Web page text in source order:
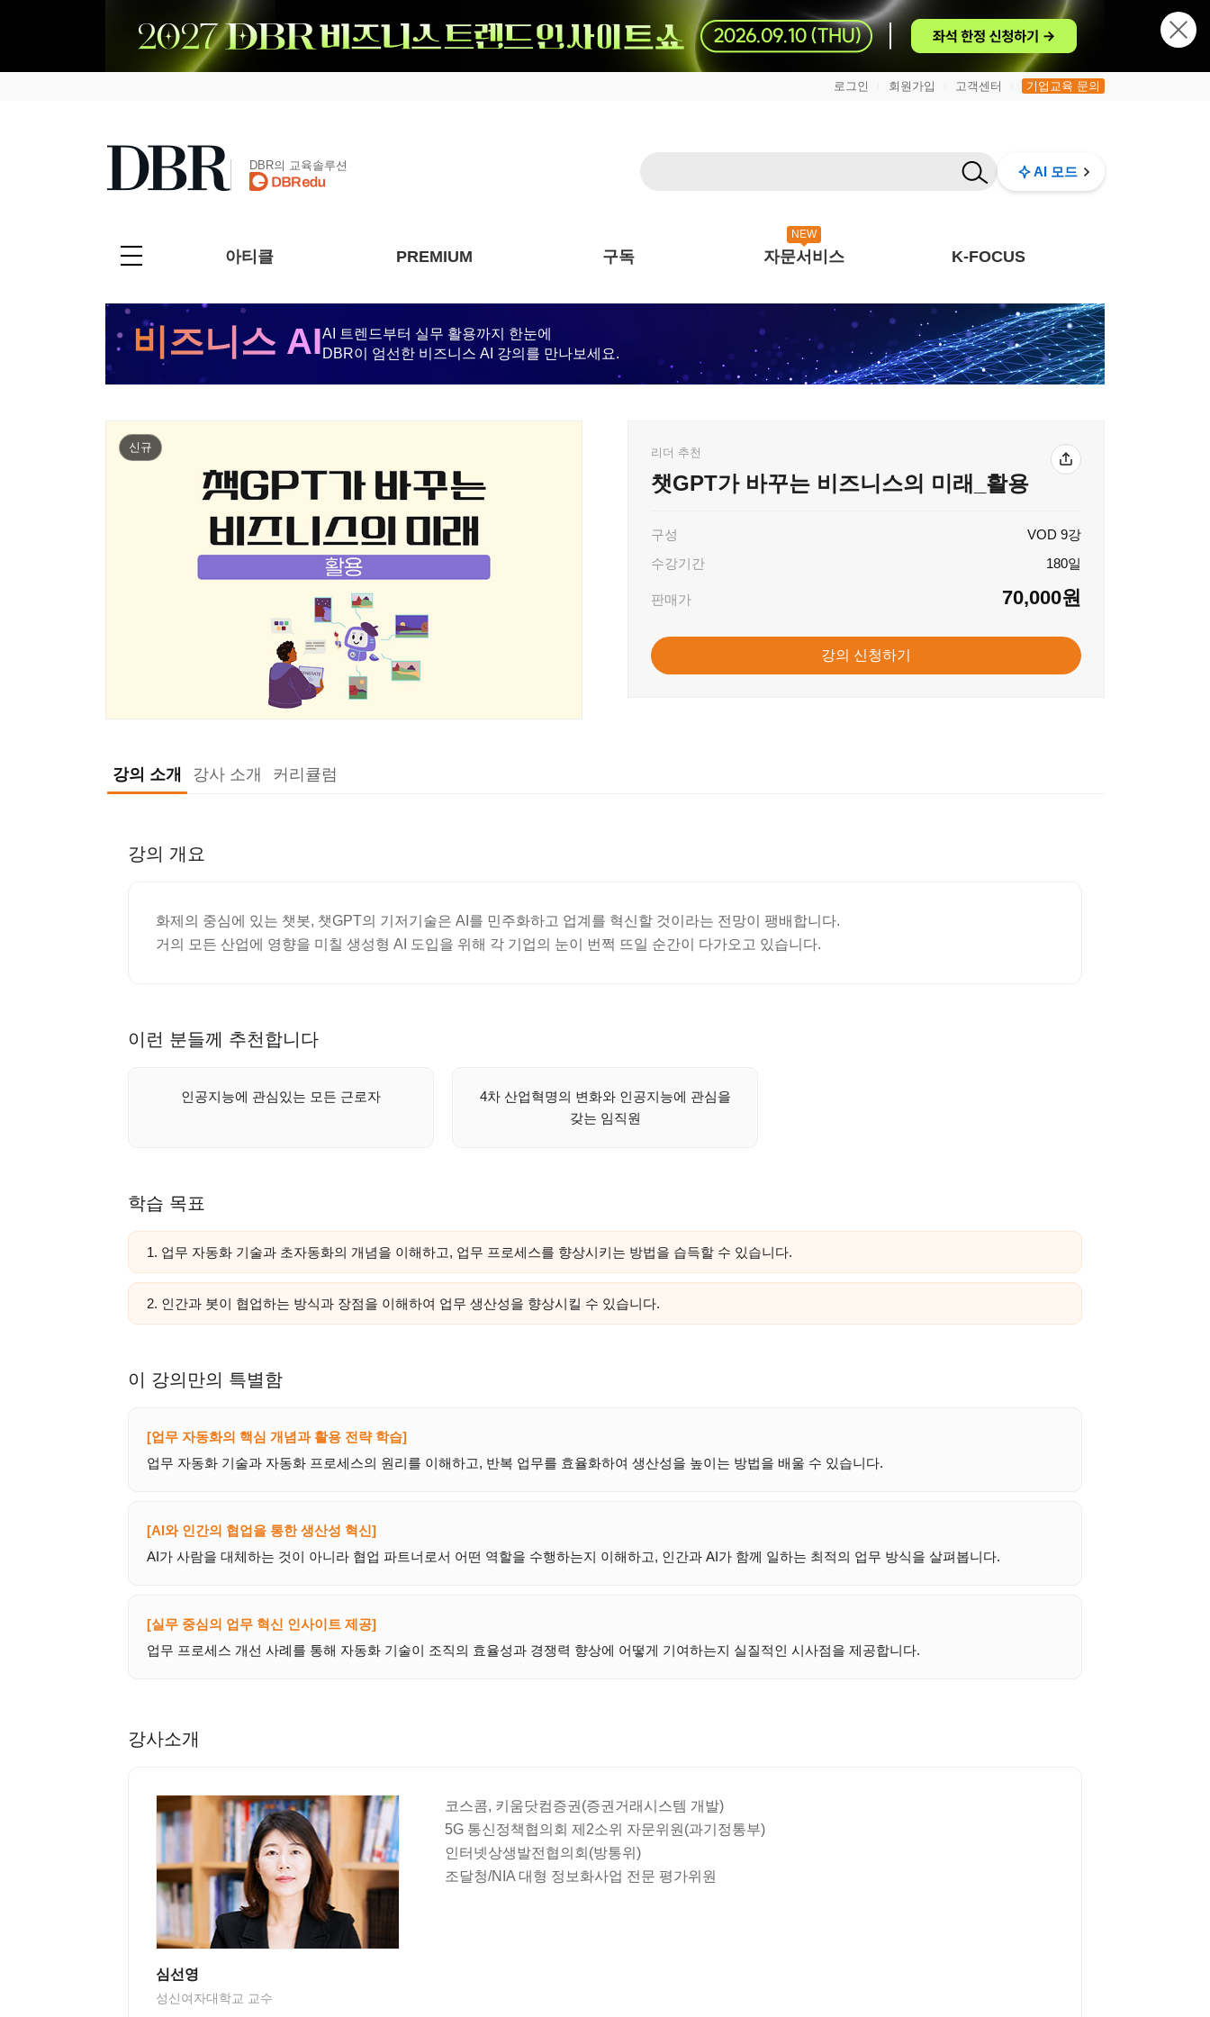
로그인 회원가입 고객센터 기업교육 문의
DBR의 교육솔루션 AI 모드
아티클 PREMIUM 구독
NEW
자문서비스 K-FOCUS
비즈니스 AIAI 트렌드부터 실무 활용까지 한눈에
DBR이 엄선한 비즈니스 AI 강의를 만나보세요.
신규 리더 추천
챗GPT가 바꾸는 비즈니스의 미래_활용
구성
VOD 9강
수강기간
180일
판매가 70,000원
강의 신청하기
강의 소개 강사 소개 커리큘럼
강의 개요
화제의 중심에 있는 챗봇, 챗GPT의 기저기술은 AI를 민주화하고 업계를 혁신할 것이라는 전망이 팽배합니다.
거의 모든 산업에 영향을 미칠 생성형 AI 도입을 위해 각 기업의 눈이 번쩍 뜨일 순간이 다가오고 있습니다.
이런 분들께 추천합니다
인공지능에 관심있는 모든 근로자
4차 산업혁명의 변화와 인공지능에 관심을
갖는 임직원
학습 목표
1. 업무 자동화 기술과 초자동화의 개념을 이해하고, 업무 프로세스를 향상시키는 방법을 습득할 수 있습니다.
2. 인간과 봇이 협업하는 방식과 장점을 이해하여 업무 생산성을 향상시킬 수 있습니다.
이 강의만의 특별함
[업무 자동화의 핵심 개념과 활용 전략 학습]
업무 자동화 기술과 자동화 프로세스의 원리를 이해하고, 반복 업무를 효율화하여 생산성을 높이는 방법을 배울 수 있습니다.
[AI와 인간의 협업을 통한 생산성 혁신]
AI가 사람을 대체하는 것이 아니라 협업 파트너로서 어떤 역할을 수행하는지 이해하고, 인간과 AI가 함께 일하는 최적의 업무 방식을 살펴봅니다.
[실무 중심의 업무 혁신 인사이트 제공]
업무 프로세스 개선 사례를 통해 자동화 기술이 조직의 효율성과 경쟁력 향상에 어떻게 기여하는지 실질적인 시사점을 제공합니다.
강사소개
심선영
성신여자대학교 교수
코스콤, 키움닷컴증권(증권거래시스템 개발)
5G 통신정책협의회 제2소위 자문위원(과기정통부)
인터넷상생발전협의회(방통위)
조달청/NIA 대형 정보화사업 전문 평가위원